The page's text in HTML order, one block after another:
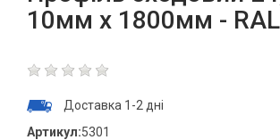
10мм х 1800мм - RAL
Доставка 1-2 дні
Артикул:5301